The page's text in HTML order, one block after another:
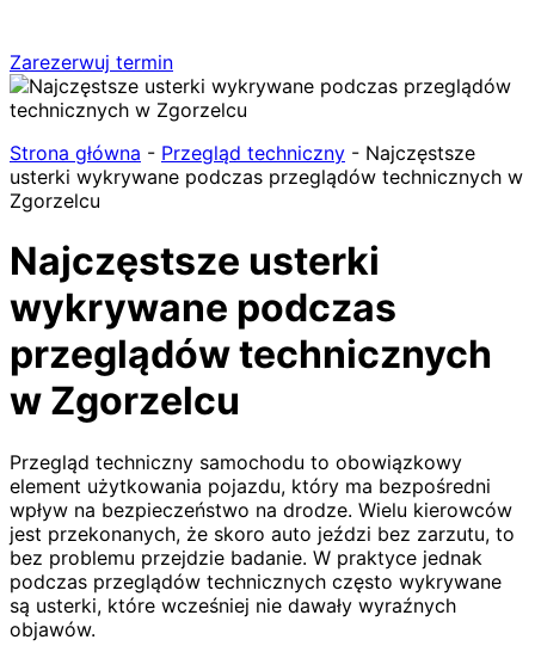
Zarezerwuj termin
Strona główna - Przegląd techniczny - Najczęstsze
usterki wykrywane podczas przeglądów technicznych w
Zgorzelcu
Najczęstsze usterki
wykrywane podczas
przeglądów technicznych
w Zgorzelcu
Przegląd techniczny samochodu to obowiązkowy
element użytkowania pojazdu, który ma bezpośredni
wpływ na bezpieczeństwo na drodze. Wielu kierowców
jest przekonanych, że skoro auto jeździ bez zarzutu, to
bez problemu przejdzie badanie. W praktyce jednak
podczas przeglądów technicznych często wykrywane
są usterki, które wcześniej nie dawały wyraźnych
objawów.